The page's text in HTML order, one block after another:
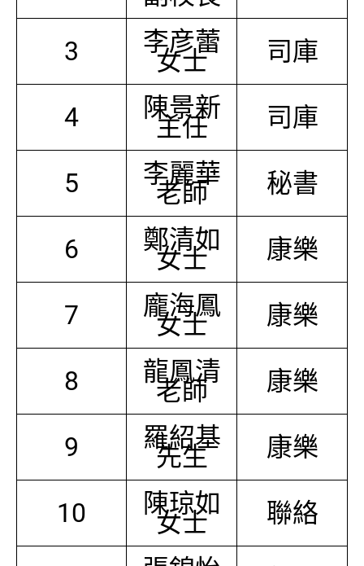
3 李彦蕾
女士 司庫
4 陳景新
主任 司庫
5 李麗華
老師 秘書
6 鄭清如
女士 康樂
7 龐海鳳
女士 康樂
8 龍鳳清
老師 康樂
9 羅紹基
先生 康樂
10 陳琼如
女士 聯絡